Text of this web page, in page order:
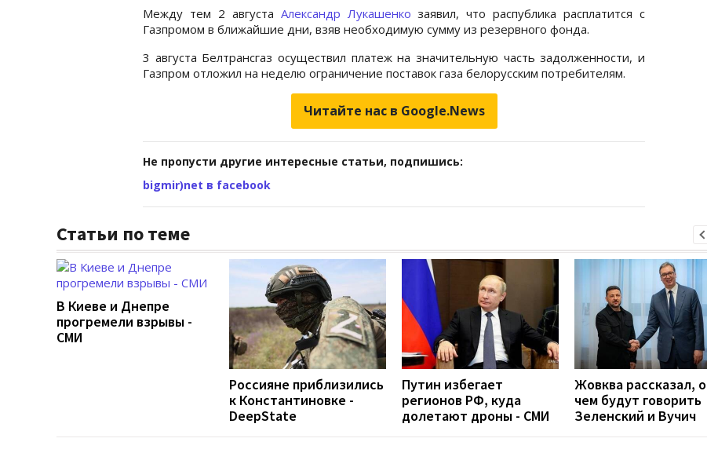
Между тем 2 августа Александр Лукашенко заявил, что распублика расплатится с
Газпромом в ближайшие дни, взяв необходимую сумму из резервного фонда.
3 августа Белтрансгаз осуществил платеж на значительную часть задолженности, и
Газпром отложил на неделю ограничение поставок газа белорусским потребителям.
Читайте нас в Google.News
Не пропусти другие интересные статьи, подпишись:
bigmir)net в facebook
Статьи по теме
В Киеве и Днепре
прогремели взрывы -
СМИ
Россияне приблизились
к Константиновке -
DeepState
Путин избегает
регионов РФ, куда
долетают дроны - СМИ
Жовква рассказал, о
чем будут говорить
Зеленский и Вучич